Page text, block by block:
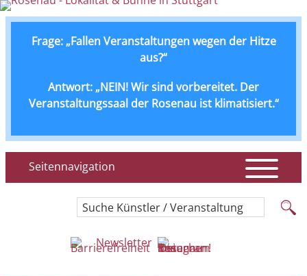
Frage: „Fallen Veranstaltungen wegen der Hitze
aus?“
Antwort: „NEIN! Wir sind vorbereitet. Der
Veranstaltungssaal der Rosenau ist klimatisiert.“
Seitennavigation
Suche Künstler / Veranstaltung
Newsletter